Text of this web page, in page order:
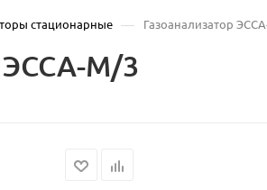
стационарные — Газоанализатор
ЭССА-М/3